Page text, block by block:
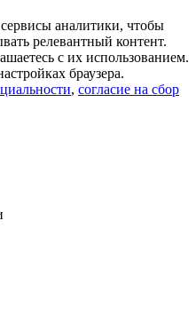
аналитики, чтобы
релевантный контент.
с их использованием.
браузера.
, согласие на сбор